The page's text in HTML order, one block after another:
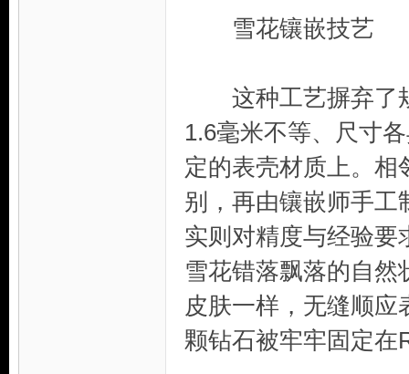
雪花镶嵌技艺
这种工艺摒弃了规
1.6毫米不等、尺寸
定的表壳材质上。相
别，再由镶嵌师手工
实则对精度与经验要
雪花错落飘落的自然
皮肤一样，无缝顺应
颗钻石被牢牢固定在